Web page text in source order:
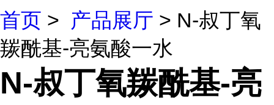
首页 > 产品展厅 > N-叔丁氧
羰酰基-亮氨酸一水
N-叔丁氧羰酰基-亮